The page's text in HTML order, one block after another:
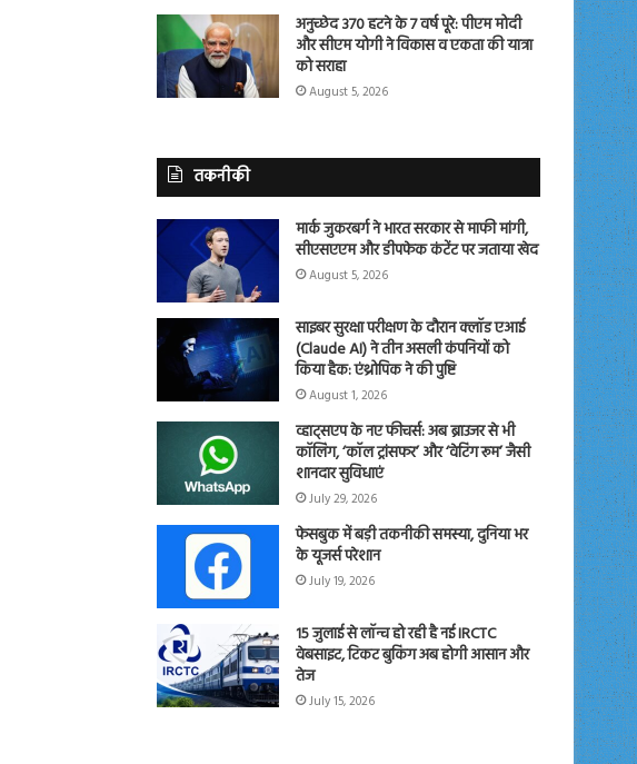
अनुच्छेद 370 हटने के 7 वर्ष पूरे: पीएम मोदी
और सीएम योगी ने विकास व एकता की यात्रा
को सराहा
August 5, 2026
तकनीकी
मार्क जुकरबर्ग ने भारत सरकार से माफी मांगी,
सीएसएएम और डीपफेक कंटेंट पर जताया खेद
August 5, 2026
साइबर सुरक्षा परीक्षण के दौरान क्लॉड एआई
(Claude AI) ने तीन असली कंपनियों को
किया हैक: एंथ्रोपिक ने की पुष्टि
August 1, 2026
व्हाट्सएप के नए फीचर्स: अब ब्राउजर से भी
कॉलिंग, ‘कॉल ट्रांसफर’ और ‘वेटिंग रूम’ जैसी
शानदार सुविधाएं
July 29, 2026
फेसबुक में बड़ी तकनीकी समस्या, दुनिया भर
के यूजर्स परेशान
July 19, 2026
15 जुलाई से लॉन्च हो रही है नई IRCTC
वेबसाइट, टिकट बुकिंग अब होगी आसान और
तेज
July 15, 2026